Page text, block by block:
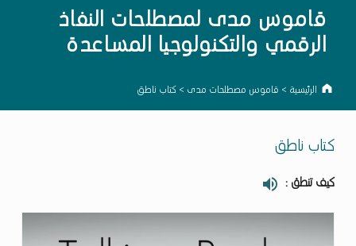
قاموس مدى لمصطلحات النفاذ
الرقمي والتكنولوجيا المساعدة
الرئيسية > قاموس مصطلحات مدى >كتاب ناطق
كتاب ناطق
كيف تنطق :